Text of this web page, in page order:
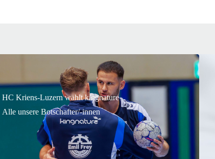
HC Kriens-Luzern wählt kingnature
Alle unsere Botschafter/-innen